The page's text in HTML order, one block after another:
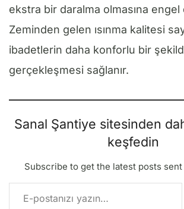
ekstra bir daralma olmasına engel
Zeminden gelen ısınma kalitesi
ibadetlerin daha konforlu bir
gerçekleşmesi sağlanır.
Sanal Şantiye sitesinden
keşfedin
Subscribe to get the latest posts
E-postanızı yazın…